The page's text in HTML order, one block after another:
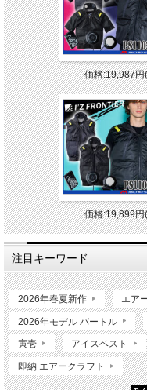
価格:19,987円
価格:19,899円
注目キーワード
2026年春夏新作 エア
2026年モデル バートル
寅壱 アイスベスト
即納 エアークラフト